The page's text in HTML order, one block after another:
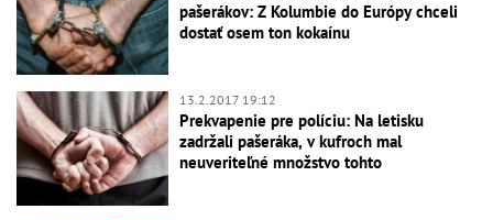
pašerákov: Z Kolumbie do Európy chceli
dostať osem ton kokaínu
13.2.2017 19:12
Prekvapenie pre políciu: Na letisku
zadržali pašeráka, v kufroch mal
neuveriteľné množstvo tohto